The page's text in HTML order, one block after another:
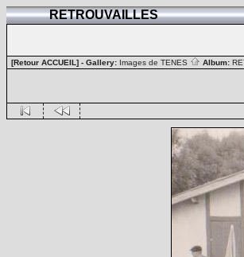
RETROUVAILLES
[Retour ACCUEIL] - Gallery: Images de TENES Album: